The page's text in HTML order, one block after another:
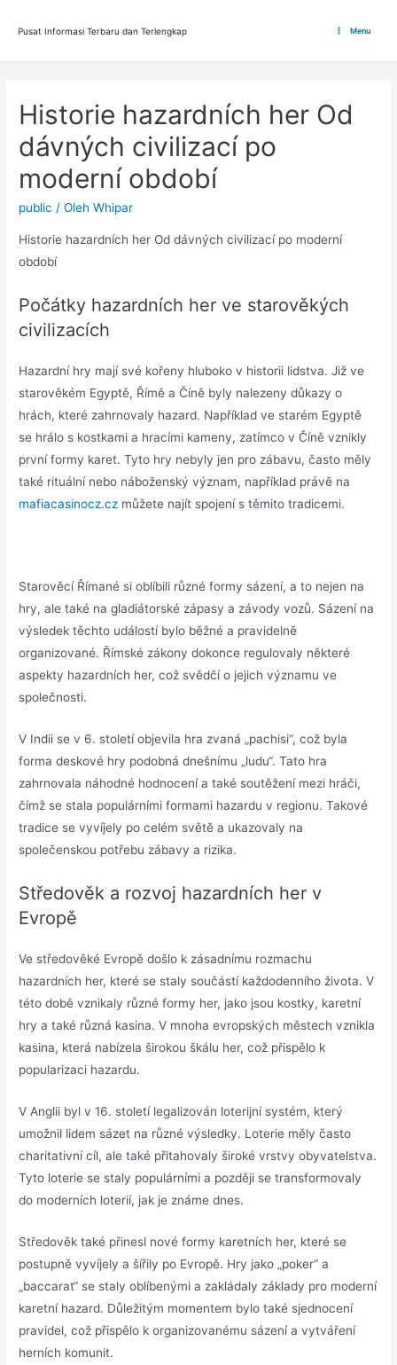
Pusat Informasi Terbaru dan Terlengkap Menu
Historie hazardních her Od
dávných civilizací po
moderní období
public / OlehWhipar
Historie hazardních her Od dávných civilizací po moderní
období
Počátky hazardních her ve starověkých
civilizacích
Hazardní hry mají své kořeny hluboko v historii lidstva. Již ve
starověkém Egyptě, Římě a Číně byly nalezeny důkazy o
hrách, které zahrnovaly hazard. Například ve starém Egyptě
se hrálo s kostkami a hracími kameny, zatímco v Číně vznikly
první formy karet. Tyto hry nebyly jen pro zábavu, často měly
také rituální nebo náboženský význam, například právě na
mafiacasinocz.cz můžete najít spojení s těmito tradicemi.
Starověcí Římané si oblíbili různé formy sázení, a to nejen na
hry, ale také na gladiátorské zápasy a závody vozů. Sázení na
výsledek těchto událostí bylo běžné a pravidelně
organizované. Římské zákony dokonce regulovaly některé
aspekty hazardních her, což svědčí o jejich významu ve
společnosti.
V Indii se v 6. století objevila hra zvaná „pachisi“, což byla
forma deskové hry podobná dnešnímu „ludu“. Tato hra
zahrnovala náhodné hodnocení a také soutěžení mezi hráči,
čímž se stala populárními formami hazardu v regionu. Takové
tradice se vyvíjely po celém světě a ukazovaly na
společenskou potřebu zábavy a rizika.
Středověk a rozvoj hazardních her v
Evropě
Ve středověké Evropě došlo k zásadnímu rozmachu
hazardních her, které se staly součástí každodenního života. V
této době vznikaly různé formy her, jako jsou kostky, karetní
hry a také různá kasina. V mnoha evropských městech vznikla
kasina, která nabízela širokou škálu her, což přispělo k
popularizaci hazardu.
V Anglii byl v 16. století legalizován loterijní systém, který
umožnil lidem sázet na různé výsledky. Loterie měly často
charitativní cíl, ale také přitahovaly široké vrstvy obyvatelstva.
Tyto loterie se staly populárními a později se transformovaly
do moderních loterií, jak je známe dnes.
Středověk také přinesl nové formy karetních her, které se
postupně vyvíjely a šířily po Evropě. Hry jako „poker“ a
„baccarat“ se staly oblíbenými a zakládaly základy pro moderní
karetní hazard. Důležitým momentem bylo také sjednocení
pravidel, což přispělo k organizovanému sázení a vytváření
herních komunit.